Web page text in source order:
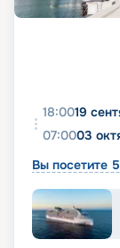
18:0019
07:0003
Вы посетите